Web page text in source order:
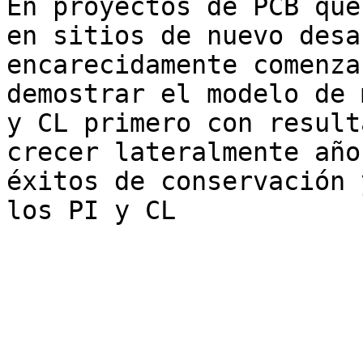
En proyectos de PCB
en sitios de nuevo
encarecidamente
demostrar el modelo
y CL primero con
crecer lateralmente
éxitos de conservación